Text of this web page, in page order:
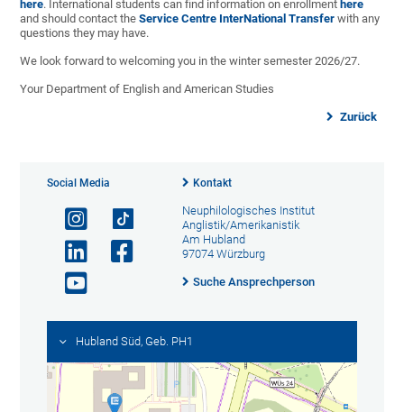
here. International students can find information on enrollment here
and should contact theService Centre InterNational Transfer with any
questions they may have.
We look forward to welcoming you in the winter semester 2026/27.
Your Department of English and American Studies
Zurück
Social Media Kontakt
Neuphilologisches Institut
Anglistik/Amerikanistik
Am Hubland
97074 Würzburg
Suche Ansprechperson
Hubland Süd, Geb. PH1